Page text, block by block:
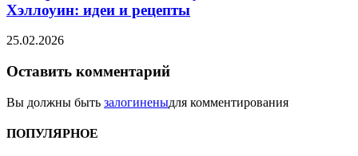
Хэллоуин: идеи и рецепты
25.02.2026
Оставить комментарий
Вы должны быть залогиненыдля комментирования
ПОПУЛЯРНОЕ